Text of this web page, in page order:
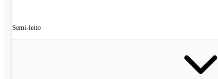
Semi-leito